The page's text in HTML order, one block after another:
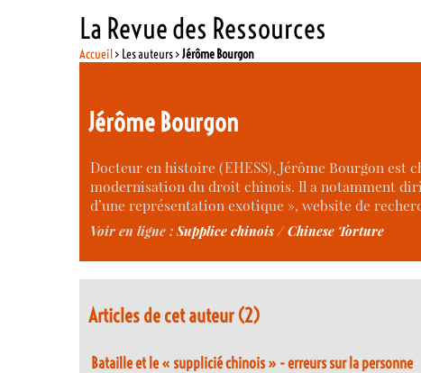
La Revue des Ressources
Accueil> Les auteurs >Jérôme Bourgon
Jérôme Bourgon
Docteur en histoire (EHESS), Jérôme Bourgon est
modernisation du droit chinois. Il a notamment
d’une représentation exotique », website de
Voir en ligne :Supplice chinois / Chinese Torture
Articles de cet auteur (2)
Bataille et le « supplicié chinois » - erreurs sur la personne